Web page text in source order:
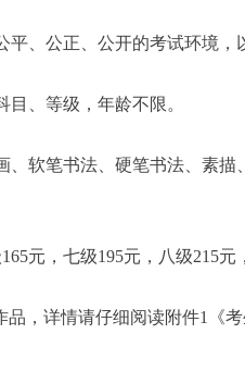
、公正、公开的考试环境，
、等级，年龄不限。
软笔书法、硬笔书法、素描
元，七级195元，八级215元
，详情请仔细阅读附件1《